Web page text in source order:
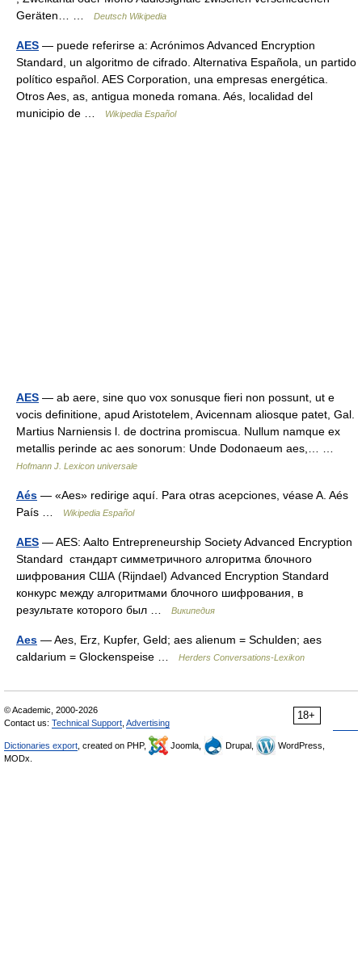
Geräten… …
Deutsch Wikipedia
AES — puede referirse a: Acrónimos Advanced Encryption
Standard, un algoritmo de cifrado. Alternativa Española, un partido
político español. AES Corporation, una empresas energética.
Otros Aes, as, antigua moneda romana. Aés, localidad del
municipio de …
Wikipedia Español
AES — ab aere, sine quo vox sonusque fieri non possunt, ut e
vocis definitione, apud Aristotelem, Avicennam aliosque patet, Gal.
Martius Narniensis l. de doctrina promiscua. Nullum namque ex
metallis perinde ac aes sonorum: Unde Dodonaeum aes,… …
Hofmann J. Lexicon universale
Aés — «Aes» redirige aquí. Para otras acepciones, véase A. Aés
País …
Wikipedia Español
AES — AES: Aalto Entrepreneurship Society Advanced Encryption
Standard стандарт симметричного алгоритма блочного
шифрования США (Rijndael) Advanced Encryption Standard
конкурс между алгоритмами блочного шифрования, в
результате которого был …
Википедия
Aes — Aes, Erz, Kupfer, Geld; aes alienum = Schulden; aes
caldarium = Glockenspeise …
Herders Conversations-Lexikon
18+
© Academic, 2000-2026
Contact us: Technical Support Advertising
Dictionaries export , created on PHP, Joomla, Drupal,
WordPress,
MODx.